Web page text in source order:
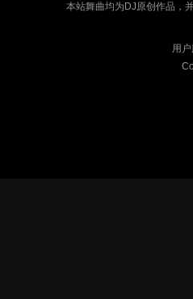
本站舞曲均为DJ原创作品，
用